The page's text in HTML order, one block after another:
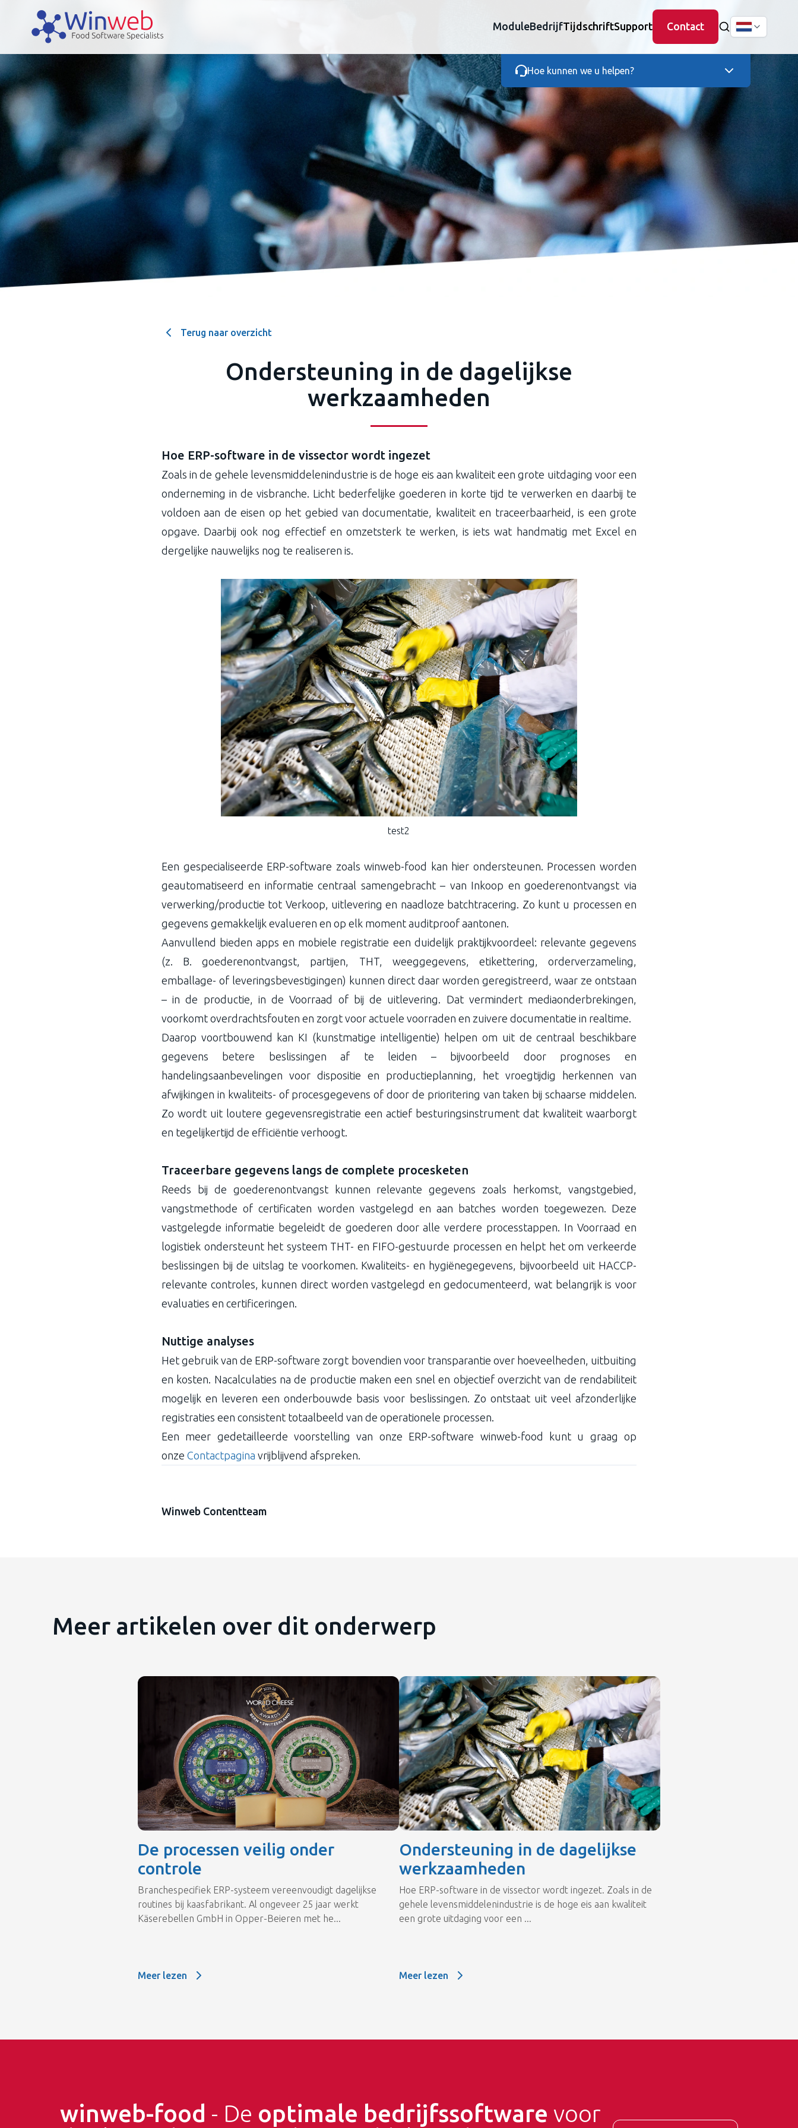
ModuleBedrijfTijdschriftSupport Contact
Hoe kunnen we u helpen?
Terug naar overzicht
Ondersteuning in de dagelijkse
werkzaamheden
Hoe ERP-software in de vissector wordt ingezet
Zoals in de gehele levensmiddelenindustrie is de hoge eis aan kwaliteit een grote uitdaging voor een
onderneming in de visbranche. Licht bederfelijke goederen in korte tijd te verwerken en daarbij te
voldoen aan de eisen op het gebied van documentatie, kwaliteit en traceerbaarheid, is een grote
opgave. Daarbij ook nog effectief en omzetsterk te werken, is iets wat handmatig met Excel en
dergelijke nauwelijks nog te realiseren is.
test2
Een gespecialiseerde ERP-software zoals winweb-food kan hier ondersteunen. Processen worden
geautomatiseerd en informatie centraal samengebracht – van Inkoop en goederenontvangst via
verwerking/productie tot Verkoop, uitlevering en naadloze batchtracering. Zo kunt u processen en
gegevens gemakkelijk evalueren en op elk moment auditproof aantonen.
Aanvullend bieden apps en mobiele registratie een duidelijk praktijkvoordeel: relevante gegevens
(z. B. goederenontvangst, partijen, THT, weeggegevens, etikettering, orderverzameling,
emballage- of leveringsbevestigingen) kunnen direct daar worden geregistreerd, waar ze ontstaan
– in de productie, in de Voorraad of bij de uitlevering. Dat vermindert mediaonderbrekingen,
voorkomt overdrachtsfouten en zorgt voor actuele voorraden en zuivere documentatie in realtime.
Daarop voortbouwend kan KI (kunstmatige intelligentie) helpen om uit de centraal beschikbare
gegevens betere beslissingen af te leiden – bijvoorbeeld door prognoses en
handelingsaanbevelingen voor dispositie en productieplanning, het vroegtijdig herkennen van
afwijkingen in kwaliteits- of procesgegevens of door de prioritering van taken bij schaarse middelen.
Zo wordt uit loutere gegevensregistratie een actief besturingsinstrument dat kwaliteit waarborgt
en tegelijkertijd de efficiëntie verhoogt.
Traceerbare gegevens langs de complete procesketen
Reeds bij de goederenontvangst kunnen relevante gegevens zoals herkomst, vangstgebied,
vangstmethode of certificaten worden vastgelegd en aan batches worden toegewezen. Deze
vastgelegde informatie begeleidt de goederen door alle verdere processtappen. In Voorraad en
logistiek ondersteunt het systeem THT- en FIFO-gestuurde processen en helpt het om verkeerde
beslissingen bij de uitslag te voorkomen. Kwaliteits- en hygiënegegevens, bijvoorbeeld uit HACCP-
relevante controles, kunnen direct worden vastgelegd en gedocumenteerd, wat belangrijk is voor
evaluaties en certificeringen.
Nuttige analyses
Het gebruik van de ERP-software zorgt bovendien voor transparantie over hoeveelheden, uitbuiting
en kosten. Nacalculaties na de productie maken een snel en objectief overzicht van de rendabiliteit
mogelijk en leveren een onderbouwde basis voor beslissingen. Zo ontstaat uit veel afzonderlijke
registraties een consistent totaalbeeld van de operationele processen.
Een meer gedetailleerde voorstelling van onze ERP-software winweb-food kunt u graag op
onze Contactpagina vrijblijvend afspreken.
Winweb Contentteam
Meer artikelen over dit onderwerp
De processen veilig onder
controle
Branchespecifiek ERP-systeem vereenvoudigt dagelijkse
routines bij kaasfabrikant. Al ongeveer 25 jaar werkt
Käserebellen GmbH in Opper-Beieren met he...
Meer lezen: De processen veilig onder controle
Meer lezen
Ondersteuning in de dagelijkse
werkzaamheden
Hoe ERP-software in de vissector wordt ingezet. Zoals in de
gehele levensmiddelenindustrie is de hoge eis aan kwaliteit
een grote uitdaging voor een ...
Meer lezen: Ondersteuning in de dagelijkse werkzaamheden
Meer lezen
winweb-food - De optimale bedrijfssoftware voor